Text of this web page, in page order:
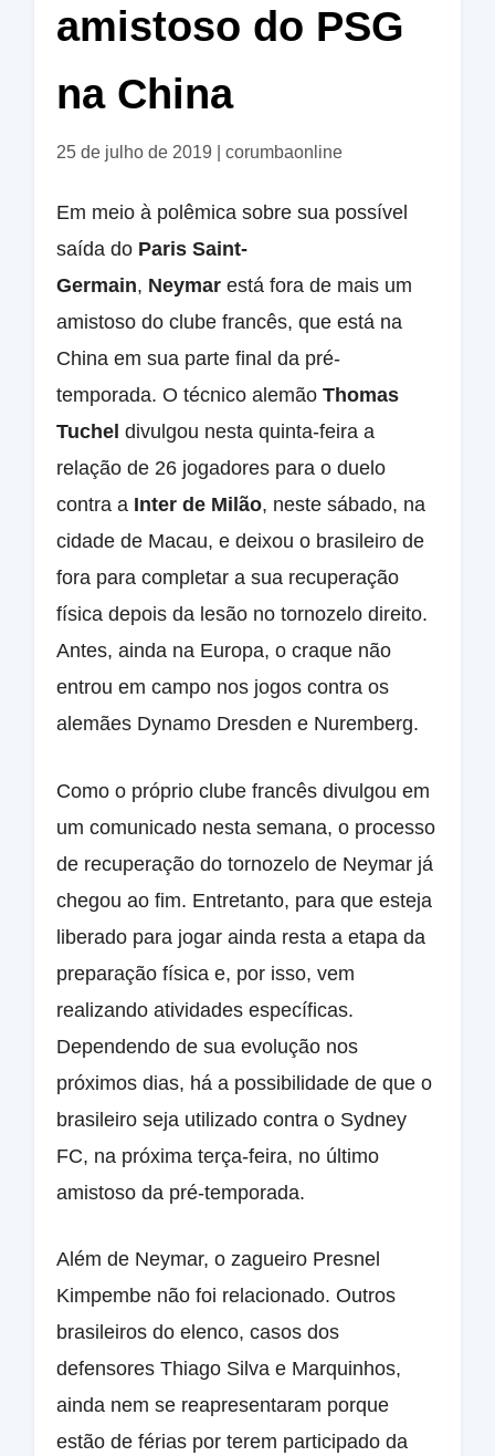
amistoso do PSG
na China
25 de julho de 2019 |corumbaonline
Em meio à polêmica sobre sua possível
saída do Paris Saint-
Germain, Neymarestá fora de mais um
amistoso do clube francês, que está na
China em sua parte final da pré-
temporada. O técnico alemãoThomas
Tuchel divulgou nesta quinta-feira a
relação de 26 jogadores para o duelo
contra a Inter de Milão, neste sábado, na
cidade de Macau, e deixou o brasileiro de
fora para completar a sua recuperação
física depois da lesão no tornozelo direito.
Antes, ainda na Europa, o craque não
entrou em campo nos jogos contra os
alemães Dynamo Dresden e Nuremberg.
Como o próprio clube francês divulgou em
um comunicado nesta semana, o processo
de recuperação do tornozelo de Neymar já
chegou ao fim. Entretanto, para que esteja
liberado para jogar ainda resta a etapa da
preparação física e, por isso, vem
realizando atividades específicas.
Dependendo de sua evolução nos
próximos dias, há a possibilidade de que o
brasileiro seja utilizado contra o Sydney
FC, na próxima terça-feira, no último
amistoso da pré-temporada.
Além de Neymar, o zagueiro Presnel
Kimpembe não foi relacionado. Outros
brasileiros do elenco, casos dos
defensores Thiago Silva e Marquinhos,
ainda nem se reapresentaram porque
estão de férias por terem participado da